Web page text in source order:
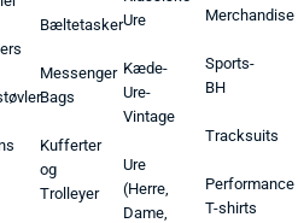
Bæltetasker
Messenger
Bags
Kufferter
og
Trolleyer
Ure
Kæde-
Ure-
Vintage
Ure
(Herre,
Dame,
Merchandise
Sports-
BH
Tracksuits
Performance
T-shirts